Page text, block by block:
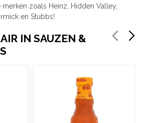
zoals Heinz, Hidden Valley,
en Stubbs!
IN SAUZEN &